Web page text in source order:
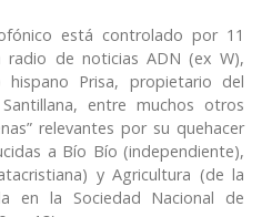
está controlado por 11
radio de noticias ADN (ex W),
Prisa, propietario del
entre muchos otros
relevantes por su quehacer
a Bío Bío (independiente),
y Agricultura (de la
en la Sociedad Nacional de